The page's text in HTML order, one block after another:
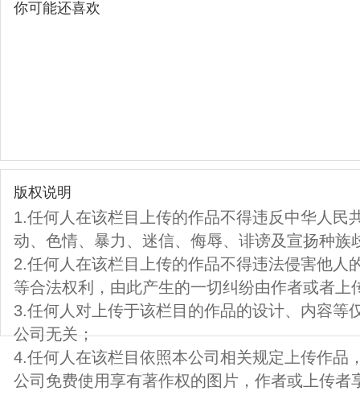
你可能还喜欢
版权说明
1.任何人在该栏目上传的作品不得违反中华人民
动、色情、暴力、迷信、侮辱、诽谤及宣扬种族
2.任何人在该栏目上传的作品不得违法侵害他人
等合法权利，由此产生的一切纠纷由作者或者上
3.任何人对上传于该栏目的作品的设计、内容等
公司无关；
4.任何人在该栏目依照本公司相关规定上传作品
公司免费使用享有著作权的图片，作者或上传者